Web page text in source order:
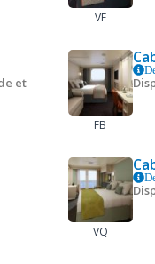
VF
et
FB
VQ